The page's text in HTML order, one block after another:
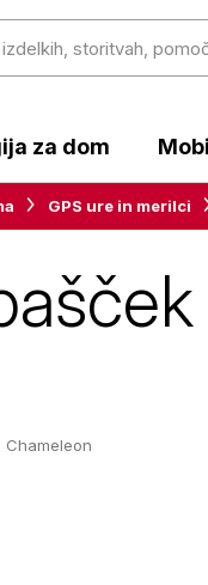
za dom
GPS ure in merilci
Chameleon